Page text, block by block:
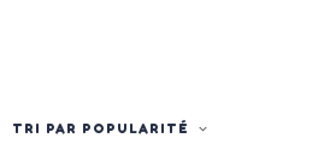
TRI PAR POPULARITÉ